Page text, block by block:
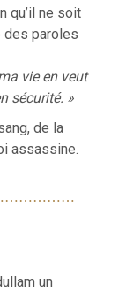
qu’il ne soit
des paroles
vie en veut
sécurité. »
de la
assassine.
un